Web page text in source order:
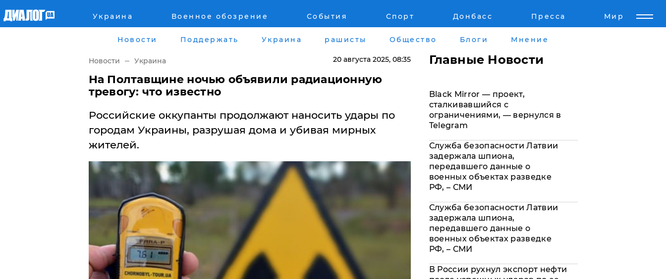
Украина Военное обозрение События Спорт Донбасс Пресса Мир
Военное обозрение
Наука и Техника
Города
Луганск
Киев
Харьков
Львов
Одесса
Война на Донбассе и в Крыму
"ЛНР"
Новости Крыма
Армия Украины
Лайф стайл
Помощь проекту
Стиль Диалога
Общество
Пресс-релизы
Новости Поддержать Украина рашисты Общество Блоги Мнение
Новости Украина 20 августа 2025, 08:35
На Полтавщине ночью объявили радиационную
тревогу: что известно
Российские оккупанты продолжают наносить удары по
городам Украины, разрушая дома и убивая мирных
жителей.
Главные Новости
Black Mirror — проект,
сталкивавшийся с
ограничениями, — вернулся в
Telegram
Служба безопасности Латвии
задержала шпиона,
передавшего данные о
военных объектах разведке
РФ, – СМИ
Служба безопасности Латвии
задержала шпиона,
передавшего данные о
военных объектах разведке
РФ, – СМИ
В России рухнул экспорт нефти